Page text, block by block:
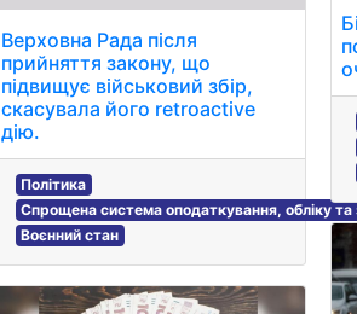
Верховна Рада після
прийняття закону, що
підвищує військовий збір,
скасувала його retroactive
дію.
Політика
Спрощена система оподаткування, обліку та
Воєнний стан